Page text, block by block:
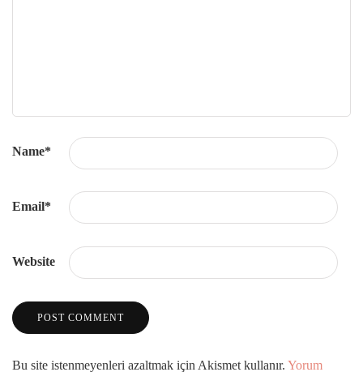
Name*
Email*
Website
Bu site istenmeyenleri azaltmak için Akismet kullanır. Yorum